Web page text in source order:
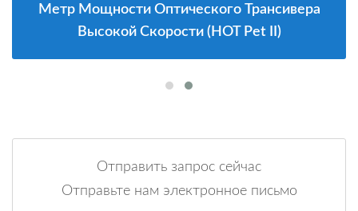
Метр Мощности Оптического Трансивера
Высокой Скорости (HOT Pet II)
Отправить запрос сейчас
Отправьте нам электронное письмо